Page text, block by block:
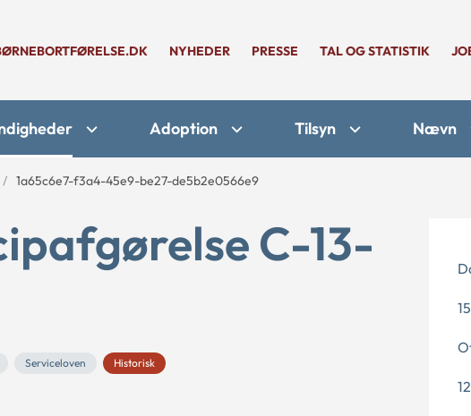
NYHEDER PRESSE TAL OG STATISTIK
Adoption Tilsyn Nævn
1a65c6e7-f3a4-45e9-be27-de5b2e0566e9
C-13-
Serviceloven Historisk